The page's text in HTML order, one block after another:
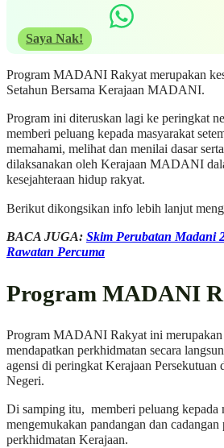
Saya Nak!
Program MADANI Rakyat merupakan
Setahun Bersama Kerajaan MADANI.
Program ini diteruskan lagi ke peringkat
memberi peluang kepada masyarakat
memahami, melihat dan menilai dasar
dilaksanakan oleh Kerajaan MADANI
kesejahteraan hidup rakyat.
Berikut dikongsikan info lebih lanjut
BACA JUGA: Skim Perubatan Madani
Rawatan Percuma
Program MADANI
Program MADANI Rakyat ini merupakan
mendapatkan perkhidmatan secara
agensi di peringkat Kerajaan Persekutuan
Negeri.
Di samping itu, memberi peluang kepada
mengemukakan pandangan dan
perkhidmatan Kerajaan.